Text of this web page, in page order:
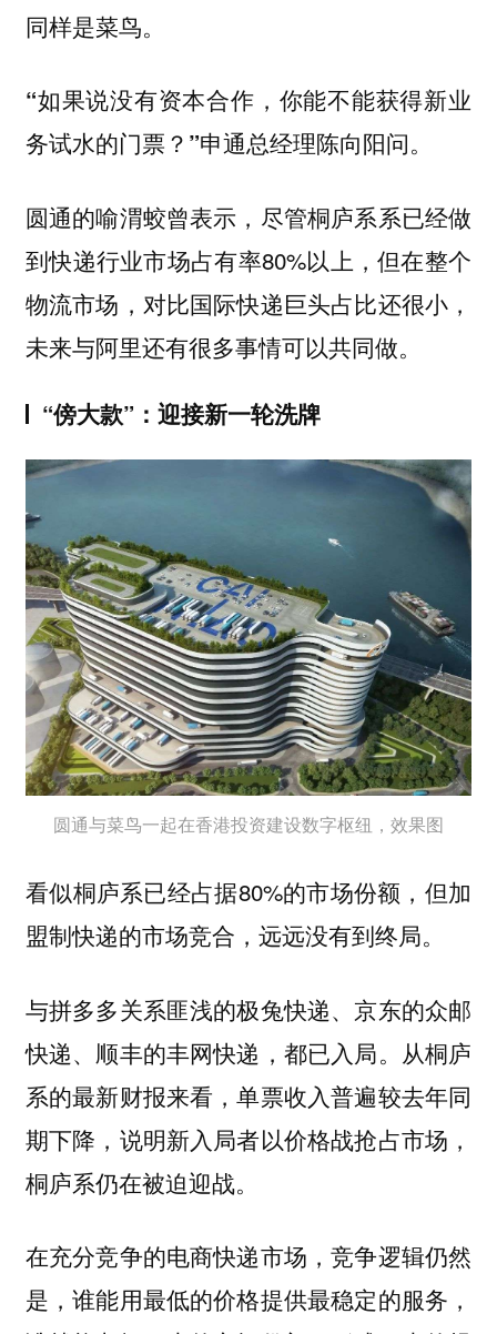
同样是菜鸟。
“如果说没有资本合作，你能不能获得新业
务试水的门票？”申通总经理陈向阳问。
圆通的喻渭蛟曾表示，尽管桐庐系系已经做
到快递行业市场占有率80%以上，但在整个
物流市场，对比国际快递巨头占比还很小，
未来与阿里还有很多事情可以共同做。
“傍大款”：迎接新一轮洗牌
圆通与菜鸟一起在香港投资建设数字枢纽，效果图
看似桐庐系已经占据80%的市场份额，但加
盟制快递的市场竞合，远远没有到终局。
与拼多多关系匪浅的极兔快递、京东的众邮
快递、顺丰的丰网快递，都已入局。从桐庐
系的最新财报来看，单票收入普遍较去年同
期下降，说明新入局者以价格战抢占市场，
桐庐系仍在被迫迎战。
在充分竞争的电商快递市场，竞争逻辑仍然
是，谁能用最低的价格提供最稳定的服务，